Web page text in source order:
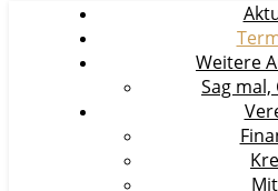
Weitere
Sag